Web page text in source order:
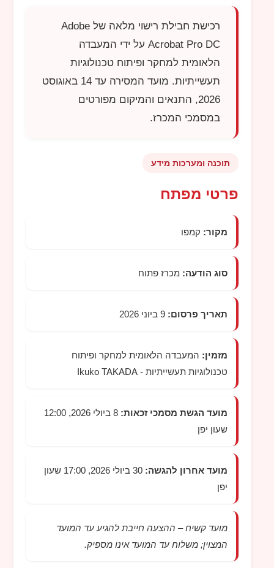
רכישת חבילת רישוי מלאה שלAdobe
Acrobat Pro DCעל ידי המעבדה
הלאומית למחקר ופיתוח טכנולוגיות
תעשייתיות. מועד המסירה עד 14 באוגוסט
2026, התנאים והמיקום מפורטים
במסמכי המכרז.
תוכנה ומערכות מידע
פרטי מפתח
מקור:קמפו
סוג הודעה:מכרז פתוח
תאריך פרסום:9 ביוני 2026
מזמין:המעבדה הלאומית למחקר ופיתוח
טכנולוגיות תעשייתיות -Ikuko TAKADA
מועד הגשת מסמכי זכאות:
8 ביולי 2026, 12:00
שעון יפן
מועד אחרון להגשה:
30 ביולי 2026, 17:00 שעון
יפן
מועד קשיח – ההצעה חייבת להגיע עד המועד
המצוין; משלוח עד המועד אינו מספיק.